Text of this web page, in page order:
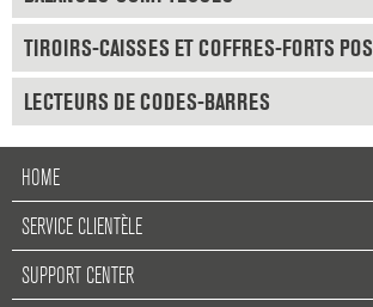
TIROIRS-CAISSES ET COFFRES-FORTS POS
LECTEURS DE CODES-BARRES
HOME
SERVICE CLIENTÈLE
SUPPORT CENTER